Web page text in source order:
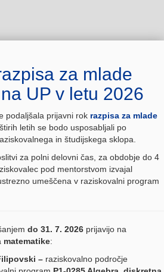
za mlade
UP v letu 2026
podaljšala prijavni rok razpisa za mlade
letih se bodo usposabljali po
in študijskega sklopa.
za polni delovni čas, za obdobje do 4
pod mentorstvom izvajal
umeščena v raziskovalni program
do 31. 7. 2026 prijavijo na
matematike:
– raziskovalno področje